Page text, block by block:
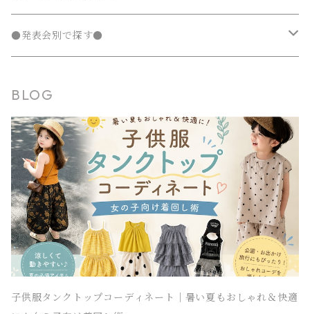
チェスターコート
タンクトップ
ポンチョ
チェスターコート
パンツ セットアップ
靴
ワンピース
チュニック
ドレス
ラッシュガード
ワンピース水着
セパレート水着
タンクトップ
ポンチョ
チェスターコート
長袖
スカート セットアップ
靴・小物
レギンス・タイツ
サロペット・オーバーオール
水着
ラッシュガード
ワンピース水着
セパレート水着
タンクトップ
ノーカラージャケット
マウンテンパーカー
ポンチョ
チェスターコート
半袖
フォーマルスーツ
靴
靴下
レギンス・タイツ
オールインワン
サロペット・オーバーオール
水着
ラッシュガード
ワンピース水着
フォーマル 子供服
アウトドアミックス 子供服
オーバーサイズ・ビッグシルエット 子供服
ユニセックス 子供服
ストリート 子供服
100～140cm
M～XXXL
入園式
men's
lady's
結婚式ドレス
men's
lady's
●発表会別で探す●
長袖
半袖
袖なし・ノースリーブ
コンクール 発表会ドレス
ダンス発表会
BLOG
子供服タンクトップコーディネート｜暑い夏もおしゃれ＆快適